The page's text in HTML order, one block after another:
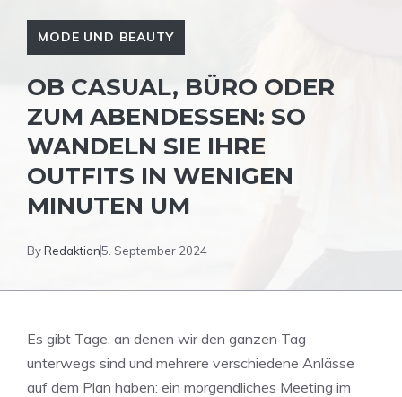
MODE UND BEAUTY
OB CASUAL, BÜRO ODER
ZUM ABENDESSEN: SO
WANDELN SIE IHRE
OUTFITS IN WENIGEN
MINUTEN UM
ByRedaktion5. September 2024
Es gibt Tage, an denen wir den ganzen Tag
unterwegs sind und mehrere verschiedene Anlässe
auf dem Plan haben: ein morgendliches Meeting im